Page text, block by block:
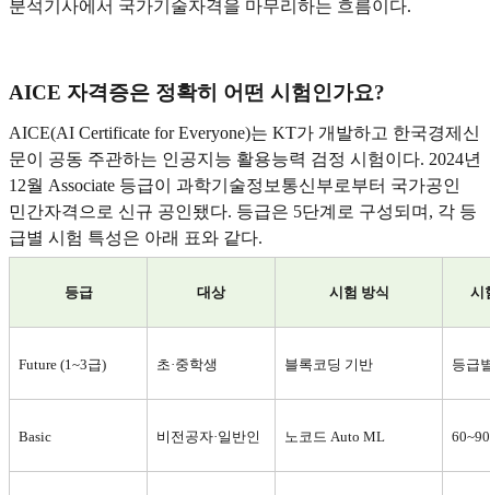
분석기사에서 국가기술자격을 마무리하는 흐름이다.
AICE 자격증은 정확히 어떤 시험인가요?
AICE(AI Certificate for Everyone)는 KT가 개발하고 한국경제신
문이 공동 주관하는 인공지능 활용능력 검정 시험이다. 2024년
12월 Associate 등급이 과학기술정보통신부로부터 국가공인
민간자격으로 신규 공인됐다. 등급은 5단계로 구성되며, 각 등
급별 시험 특성은 아래 표와 같다.
등급 대상 시험 방식 시
Future (1~3급) 초·중학생 블록코딩 기반 등급
Basic 비전공자·일반인 노코드 Auto ML 60~90